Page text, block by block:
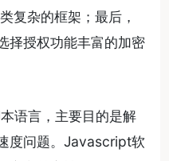
复杂的框架；最后，
择授权功能丰富的加密
语言，主要目的是解
度问题。Javascript软